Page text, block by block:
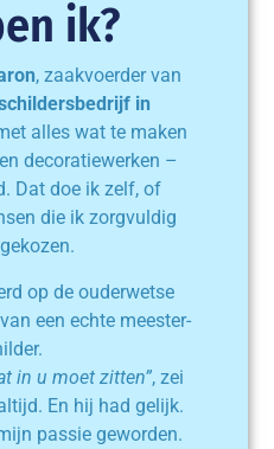
ik?
, zaakvoerder van
in
alles wat te maken
decoratiewerken –
Dat doe ik zelf, of
die ik zorgvuldig
op de ouderwetse
een echte meester-
in u moet zitten”, zei
En hij had gelijk.
passie geworden.